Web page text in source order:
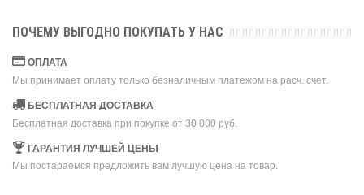
ПОЧЕМУ ВЫГОДНО ПОКУПАТЬ У НАС
ОПЛАТА
Мы принимает оплату только безналичным платежом на расч. счет.
БЕСПЛАТНАЯ ДОСТАВКА
Бесплатная доставка при покупке от 30 000 руб.
ГАРАНТИЯ ЛУЧШЕЙ ЦЕНЫ
Мы постараемся предложить вам лучшую цена на товар.